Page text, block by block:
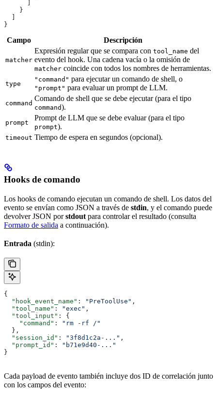
    }
}
Campo Descripción
matcher
Expresión regular que se compara con tool_name del
evento del hook. Una cadena vacía o la omisión de
matcher coincide con todos los nombres de herramientas.
type
"command" para ejecutar un comando de shell, o
"prompt" para evaluar un prompt de LLM.
command
Comando de shell que se debe ejecutar (para el tipo
command).
prompt
Prompt de LLM que se debe evaluar (para el tipo
prompt).
timeout Tiempo de espera en segundos (opcional).
Hooks de comando
Los hooks de comando ejecutan un comando de shell. Los datos del
evento se envían como JSON a través de stdin, y el comando puede
devolver JSON porstdout para controlar el resultado (consulta
Formato de salida a continuación).
Entrada (stdin):
{
  "hook_event_name"
: "PreToolUse" ,
  "tool_name"
: "exec" ,
  "tool_input"
: {
    "command"
:
"rm -rf /"
  },
  "session_id"
: "3f8d1c2a-..." ,
  "prompt_id"
:
"b71e9d40-..."
}
Cada payload de evento también incluye dos ID de correlación junto
con los campos del evento: